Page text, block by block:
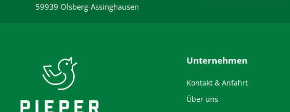
59939 Olsberg-Assinghausen
Unternehmen
Kontakt & Anfahrt
Über uns